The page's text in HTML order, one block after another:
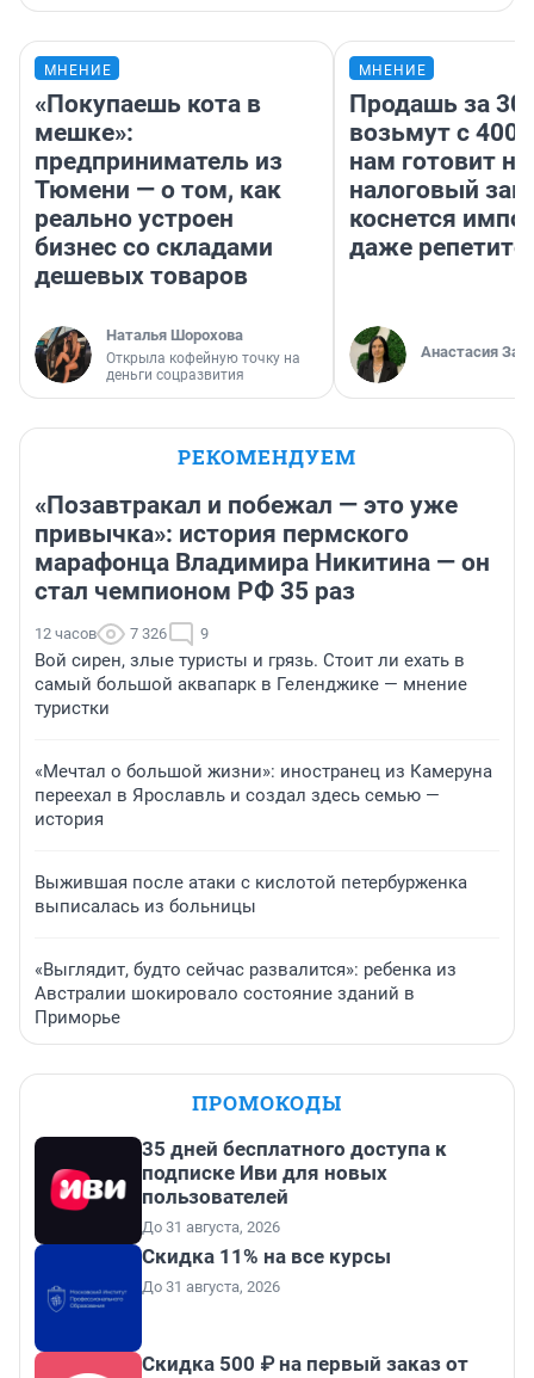
МНЕНИЕ
«Покупаешь кота в
мешке»:
предприниматель из
Тюмени — о том, как
реально устроен
бизнес со складами
дешевых товаров
Наталья Шорохова
Открыла кофейную точку на
деньги соцразвития
МНЕНИЕ
Продашь за
возьмут с
нам готовит
налоговый
коснется
даже
Анастасия
РЕКОМЕНДУЕМ
«Позавтракал и побежал — это уже
привычка»: история пермского
марафонца Владимира Никитина — он
стал чемпионом РФ 35 раз
12 часов 7 326 9
Вой сирен, злые туристы и грязь. Стоит ли ехать в
самый большой аквапарк в Геленджике — мнение
туристки
«Мечтал о большой жизни»: иностранец из Камеруна
переехал в Ярославль и создал здесь семью —
история
Выжившая после атаки с кислотой петербурженка
выписалась из больницы
«Выглядит, будто сейчас развалится»: ребенка из
Австралии шокировало состояние зданий в
Приморье
ПРОМОКОДЫ
35 дней бесплатного доступа к
подписке Иви для новых
пользователей
До 31 августа, 2026
Скидка 11% на все курсы
До 31 августа, 2026
Скидка 500 ₽ на первый заказ от